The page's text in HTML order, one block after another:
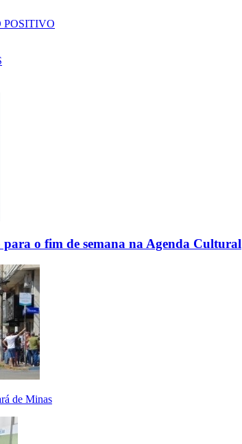
POSITIVO
para o fim de semana na Agenda Cultural
de Minas